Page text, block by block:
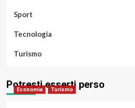
Sport
Tecnologia
Turismo
Potresti esserti perso
Economia Turismo